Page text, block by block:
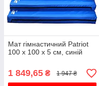
Мат гімнастичний Patriot
100 х 100 х 5 см, синій
1 849,65 ₴ 1 947 ₴